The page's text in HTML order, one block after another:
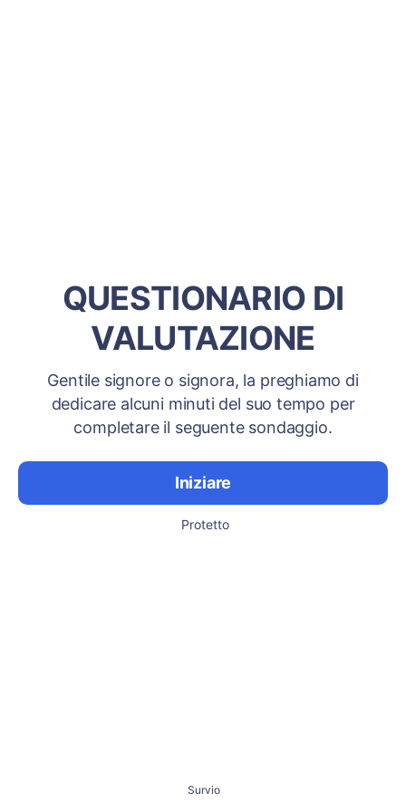
QUESTIONARIO DI
VALUTAZIONE
Gentile signore o signora, la preghiamo di
dedicare alcuni minuti del suo tempo per
completare il seguente sondaggio.
Iniziare
Protetto
Survio